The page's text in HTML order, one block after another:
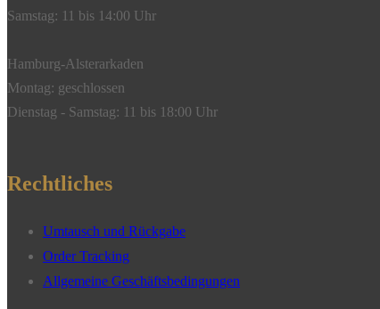
Samstag: 11 bis 14:00 Uhr
Hamburg-Alsterarkaden
Montag: geschlossen
Dienstag - Samstag: 11 bis 18:00 Uhr
Rechtliches
Umtausch und Rückgabe
Order Tracking
Allgemeine Geschäftsbedingungen